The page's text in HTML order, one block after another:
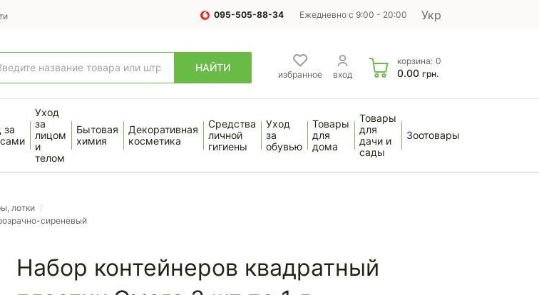
095-505-88-34 Ежедневно с 9:00 - 20:00 Укр
НАЙТИ
избранное вход
корзина: 0
0.00 грн.
за
Уход
за
лицом
и
телом
Бытовая
химия
Декоративная
косметика
Средства
личной
гигиены
Уход
за
обувью
Товары
для
дома
Товары
для
дачи и
сады
Зоотовары
лотки /
сиреневый
Набор контейнеров квадратный